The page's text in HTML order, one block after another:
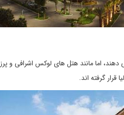
گرفته اند.